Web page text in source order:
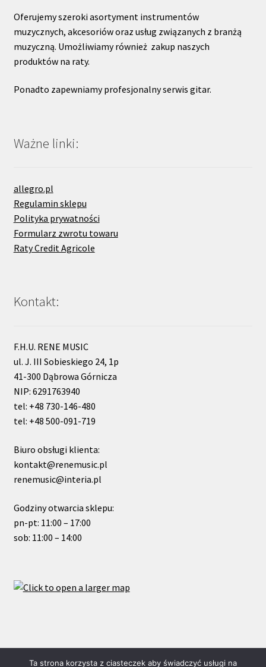
Oferujemy szeroki asortyment instrumentów
muzycznych, akcesoriów oraz usług związanych z branżą
muzyczną. Umożliwiamy również zakup naszych
produktów na raty.
Ponadto zapewniamy profesjonalny serwis gitar.
Ważne linki:
allegro.pl
Regulamin sklepu
Polityka prywatności
Formularz zwrotu towaru
Raty Credit Agricole
Kontakt:
F.H.U. RENE MUSIC
ul. J. III Sobieskiego 24, 1p
41-300 Dąbrowa Górnicza
NIP: 6291763940
tel: +48 730-146-480
tel: +48 500-091-719
Biuro obsługi klienta:
kontakt@renemusic.pl
renemusic@interia.pl
Godziny otwarcia sklepu:
pn-pt: 11:00 – 17:00
sob: 11:00 – 14:00
© ReneMusic 2019 Powered by Michal Zalas
Ta strona korzysta z ciasteczek aby świadczyć usługi na